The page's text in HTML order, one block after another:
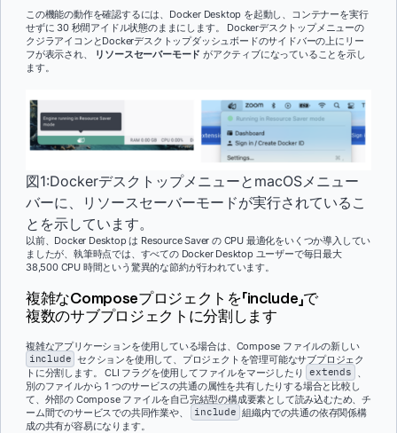
この機能の動作を確認するには、Docker Desktop を起動し、コンテナーを実行
せずに 30 秒間アイドル状態のままにします。 Dockerデスクトップメニューの
クジラアイコンとDockerデスクトップダッシュボードのサイドバーの上にリー
フが表示され、
リソースセーバーモード がアクティブになっていることを示し
ます。
図1:DockerデスクトップメニューとmacOSメニュー
バーに、リソースセーバーモードが実行されているこ
とを示しています。
以前、Docker Desktop は Resource Saver の CPU 最適化をいくつか導入してい
ましたが、執筆時点では、すべての Docker Desktop ユーザーで毎日最大
38,500 CPU 時間という驚異的な節約が行われています。
複雑なComposeプロジェクトを「include」で
複数のサブプロジェクトに分割します
複雑なアプリケーションを使用している場合は、Compose ファイルの新しい
include セクションを使用して、プロジェクトを管理可能なサブプロジェク
トに分割します。 CLI フラグを使用してファイルをマージしたり extends
別のファイルから 1 つのサービスの共通の属性を共有したりする場合と比較し
て、外部の Compose ファイルを自己完結型の構成要素として読み込むため、チ
ーム間でのサービスでの共同作業や、
include 組織内での共通の依存関係構
成の共有が容易になります。